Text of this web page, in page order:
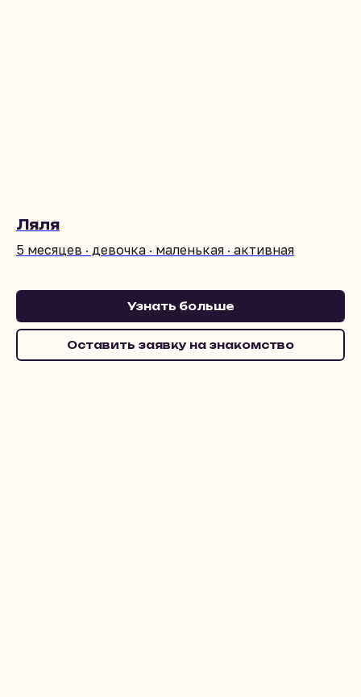
Ляля
5 месяцев · девочка · маленькая · активная
Узнать больше
Оставить заявку на знакомство